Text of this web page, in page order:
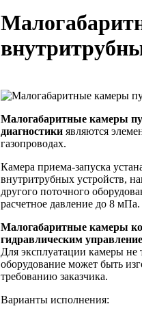
Малогабаритные камеры
диагностики являются
газопроводах.
Камера приема-запуска
внутритрубных устройств,
другого поточного
расчетное давление до 8 мПа.
Малогабаритные камеры
гидравлическим
Для эксплуатации камеры не
оборудование может быть
требованию заказчика.
Варианты исполнения: